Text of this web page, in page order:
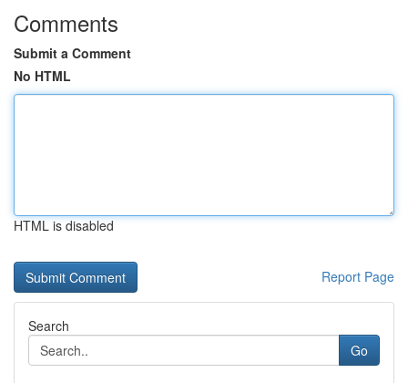
Comments
Submit a Comment
No HTML
HTML is disabled
Report Page
Search
Go